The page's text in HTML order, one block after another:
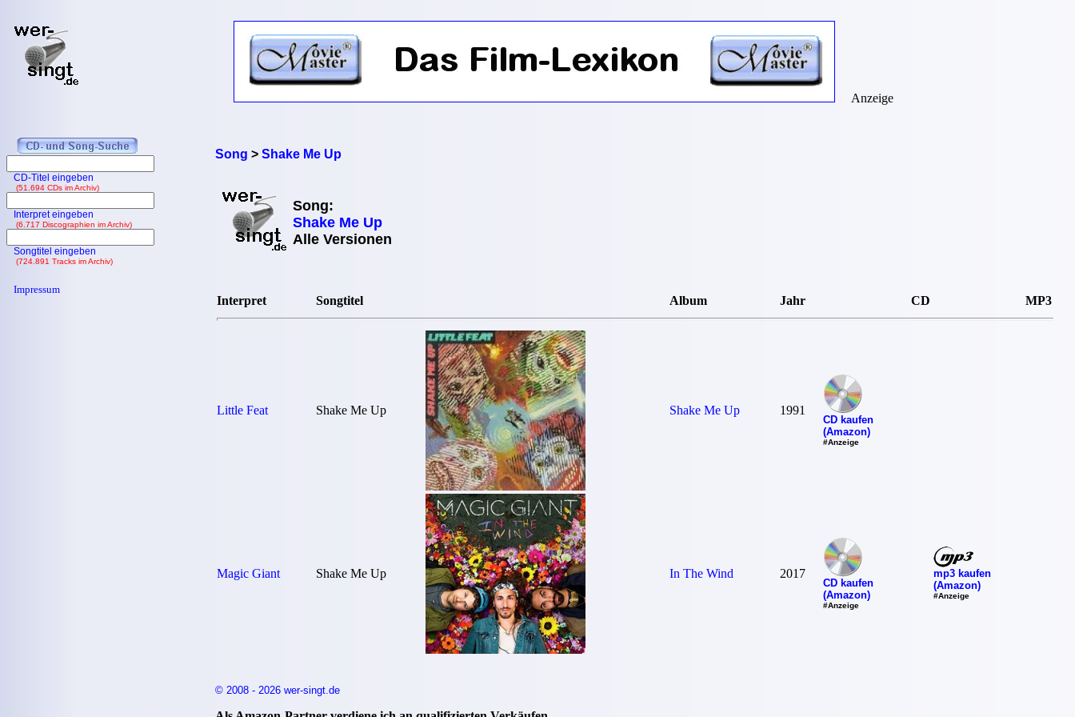
Song > Shake Me Up
Song:
Shake Me Up
Alle Versionen
Interpret Songtitel Album Jahr CD MP3
Little Feat Shake Me Up Shake Me Up 1991
CD kaufen
(Amazon)
#Anzeige
Magic Giant Shake Me Up In The Wind 2017
CD kaufen
(Amazon)
#Anzeige
mp3 kaufen
(Amazon)
#Anzeige
© 2008 - 2026 wer-singt.de
Anzeige
CD-Titel eingeben
(51.694 CDs im Archiv)
Interpret eingeben
(6.717 Discographien im Archiv)
Songtitel eingeben
(724.891 Tracks im Archiv)
Impressum